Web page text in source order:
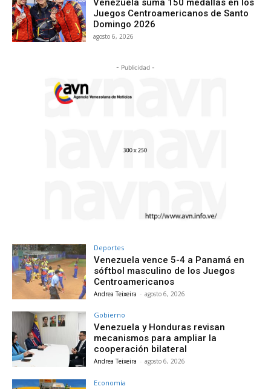
Venezuela suma 150 medallas en los
Juegos Centroamericanos de Santo
Domingo 2026
agosto 6, 2026
- Publicidad -
Deportes
Venezuela vence 5-4 a Panamá en
sóftbol masculino de los Juegos
Centroamericanos
Andrea Teixeira - agosto 6, 2026
Gobierno
Venezuela y Honduras revisan
mecanismos para ampliar la
cooperación bilateral
Andrea Teixeira - agosto 6, 2026
Economía